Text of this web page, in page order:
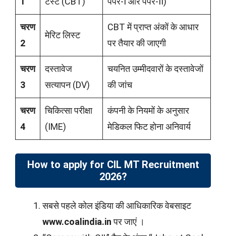
चरण
2
मेरिट लिस्ट
CBT में प्राप्त अंकों के आधार
पर तैयार की जाएगी
चरण
3
दस्तावेज
सत्यापन (DV)
चयनित उम्मीदवारों के दस्तावेजों
की जांच
चरण
4
चिकित्सा परीक्षा
(IME)
कंपनी के नियमों के अनुसार
मेडिकल फिट होना अनिवार्य
How to apply for CIL MT Recruitment
2026?
सबसे पहले कोल इंडिया की आधिकारिक वेबसाइट
www.coalindia.inपर जाएं ।